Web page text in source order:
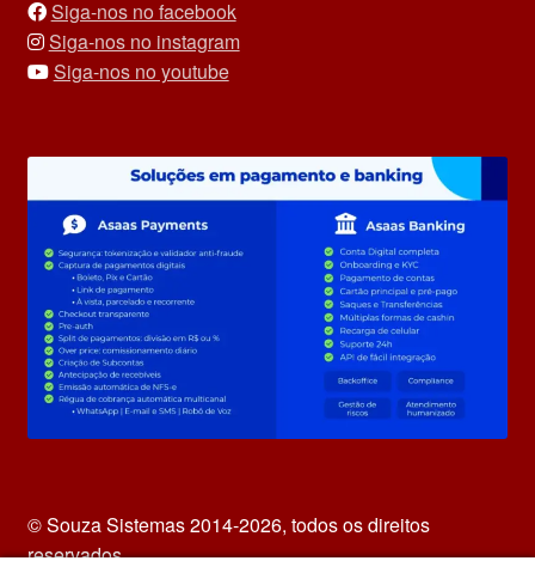
Siga-nos no facebook
Siga-nos no instagram
Siga-nos no youtube
© Souza Sistemas 2014-2026, todos os direitos
reservados.